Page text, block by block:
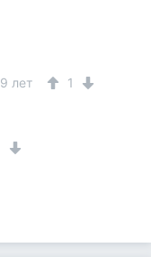
9 лет 1